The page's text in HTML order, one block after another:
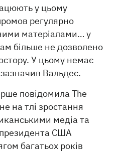
у цьому
регулярно
матеріалами… у
більше не дозволено
У цьому немає
Вальдес.
повідомила The
на тлі зростання
медіа та
США
багатьох років